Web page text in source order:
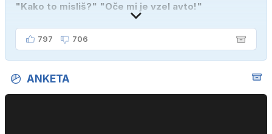
"Kako to misliš?" "Oče mi je vzel avto!"
797 706
ANKETA